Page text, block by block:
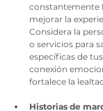
constantemente
mejorar la
Considera la
o servicios para
específicas de
conexión
fortalece la
Historias de